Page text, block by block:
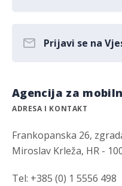
Prijavi se na
Agencija za
ADRESA I KONTAKT
Frankopanska 26,
Miroslav Krleža, HR -
Tel: +385 (0) 1 5556 498